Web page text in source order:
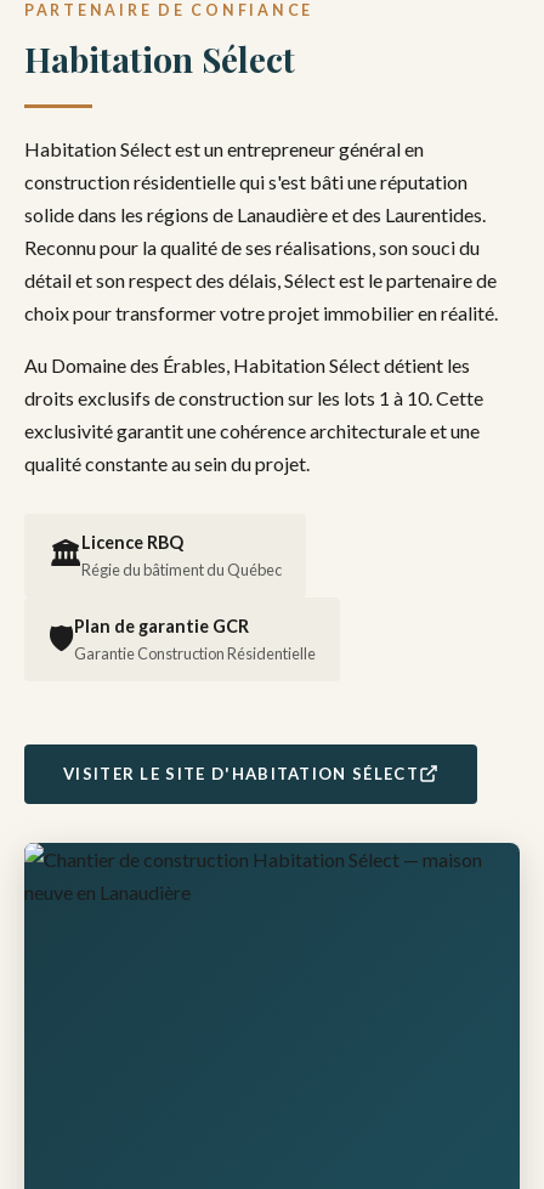
PARTENAIRE DE CONFIANCE
Habitation Sélect
Habitation Sélect est un entrepreneur général en
construction résidentielle qui s'est bâti une réputation
solide dans les régions de Lanaudière et des Laurentides.
Reconnu pour la qualité de ses réalisations, son souci du
détail et son respect des délais, Sélect est le partenaire de
choix pour transformer votre projet immobilier en réalité.
Au Domaine des Érables, Habitation Sélect détient les
droits exclusifs de construction sur les lots 1 à 10. Cette
exclusivité garantit une cohérence architecturale et une
qualité constante au sein du projet.
🏛️Licence RBQ
Régie du bâtiment du Québec
🛡️Plan de garantie GCR
Garantie Construction Résidentielle
VISITER LE SITE D'HABITATION SÉLECT